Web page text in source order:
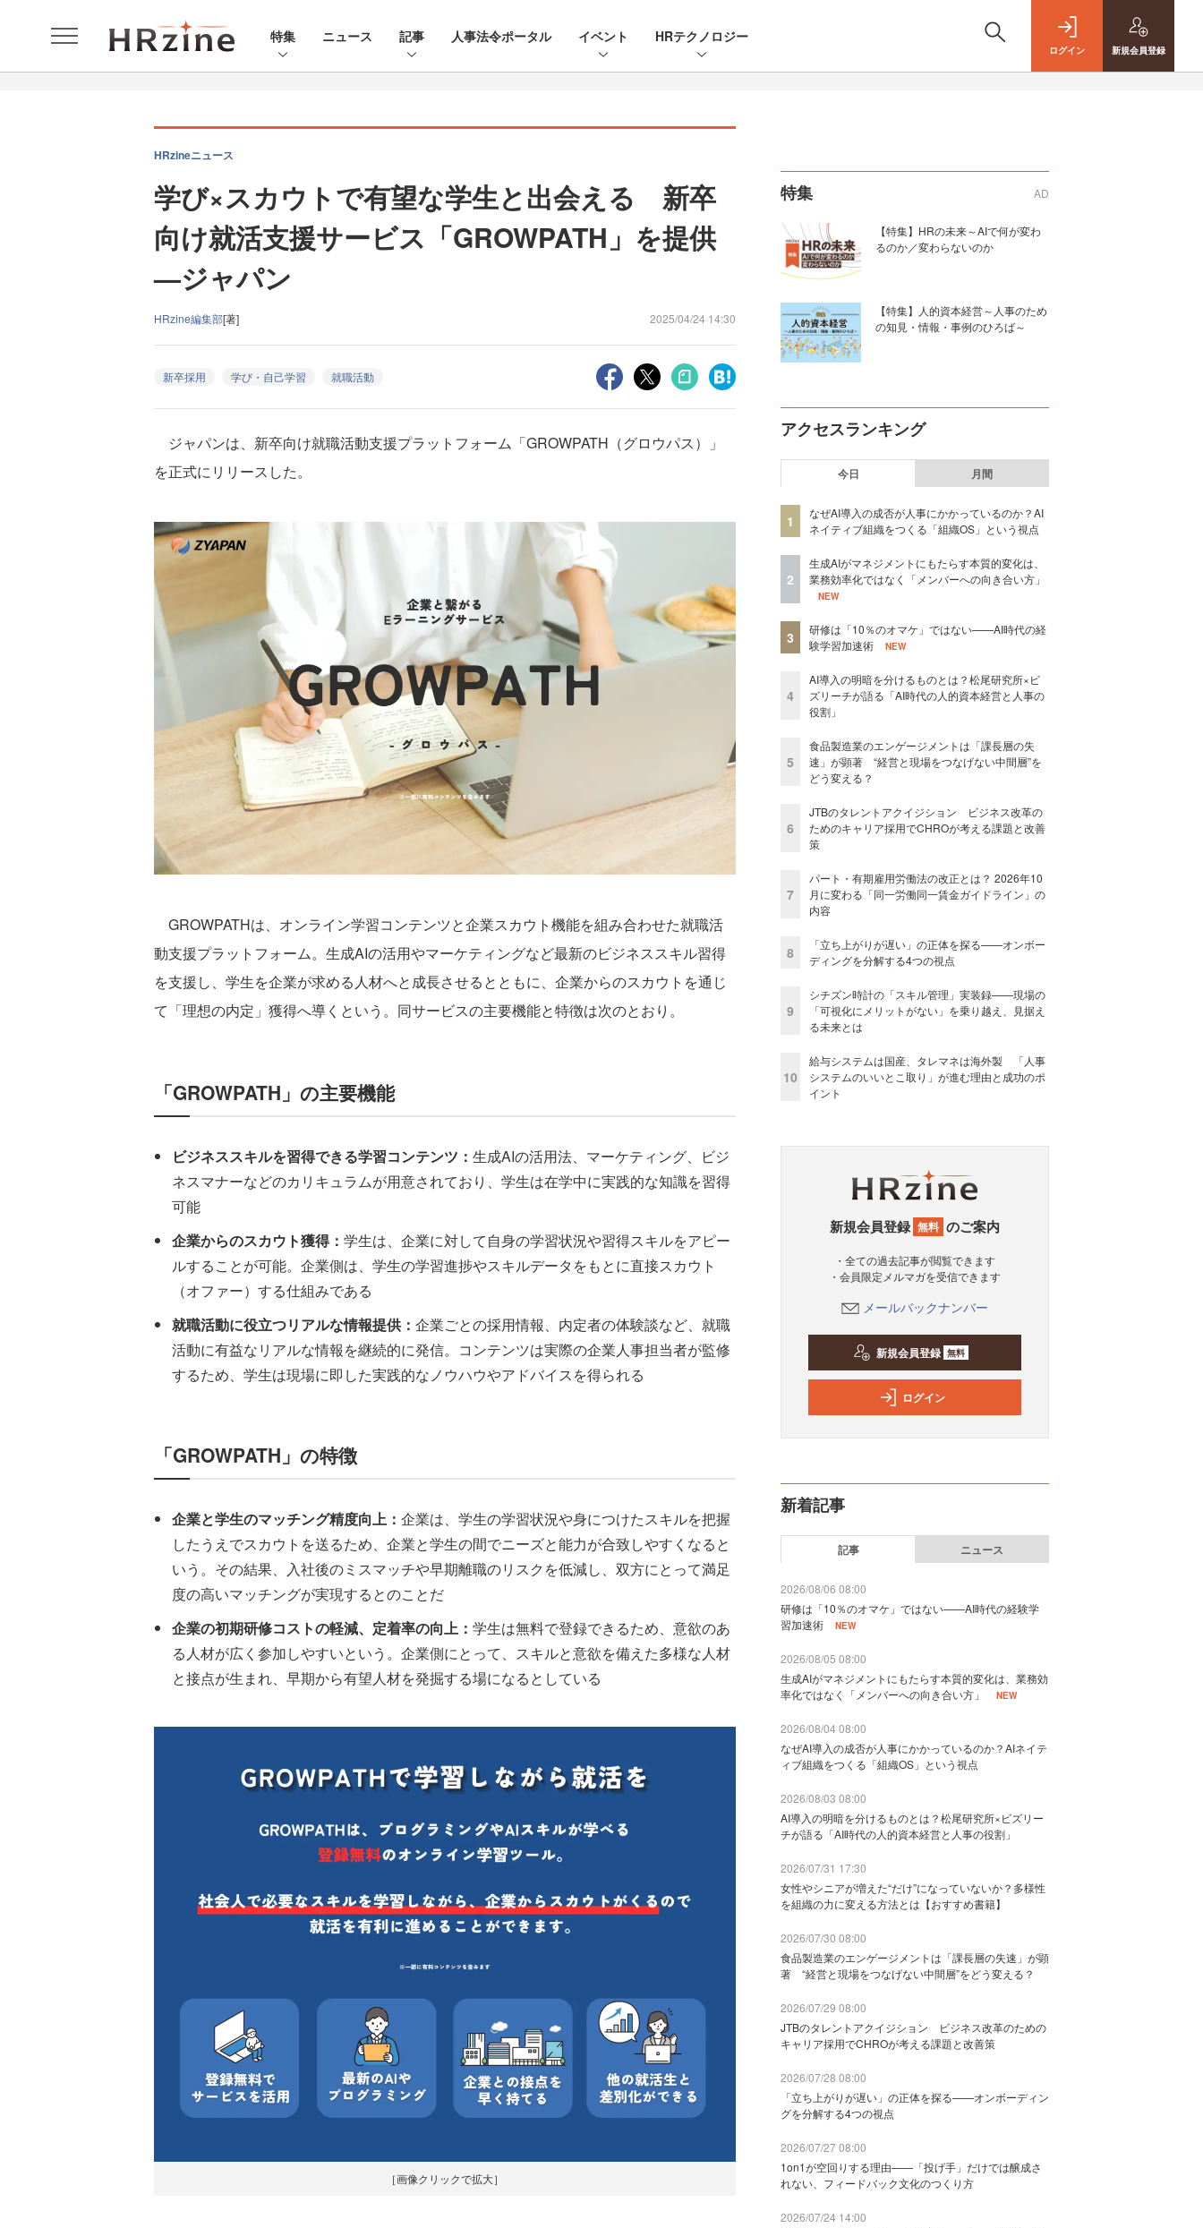
特集 ニュース 記事 人事法令ポータル イベント HRテクノロジー
ログイン 新規会員登録
HRzineニュース
学び×スカウトで有望な学生と出会える 新卒
向け就活支援サービス「GROWPATH」を提供
—ジャパン
HRzine編集部[著] 2025/04/24 14:30
新卒採用 学び・自己学習 就職活動
ジャパンは、新卒向け就職活動支援プラットフォーム「GROWPATH（グロウパス）」
を正式にリリースした。
GROWPATHは、オンライン学習コンテンツと企業スカウト機能を組み合わせた就職活
動支援プラットフォーム。生成AIの活用やマーケティングなど最新のビジネススキル習得
を支援し、学生を企業が求める人材へと成長させるとともに、企業からのスカウトを通じ
て「理想の内定」獲得へ導くという。同サービスの主要機能と特徴は次のとおり。
「GROWPATH」の主要機能
ビジネススキルを習得できる学習コンテンツ： 生成AIの活用法、マーケティング、ビジ
ネスマナーなどのカリキュラムが用意されており、学生は在学中に実践的な知識を習得
可能
企業からのスカウト獲得： 学生は、企業に対して自身の学習状況や習得スキルをアピー
ルすることが可能。企業側は、学生の学習進捗やスキルデータをもとに直接スカウト
（オファー）する仕組みである
就職活動に役立つリアルな情報提供： 企業ごとの採用情報、内定者の体験談など、就職
活動に有益なリアルな情報を継続的に発信。コンテンツは実際の企業人事担当者が監修
するため、学生は現場に即した実践的なノウハウやアドバイスを得られる
「GROWPATH」の特徴
企業と学生のマッチング精度向上： 企業は、学生の学習状況や身につけたスキルを把握
したうえでスカウトを送るため、企業と学生の間でニーズと能力が合致しやすくなると
いう。その結果、入社後のミスマッチや早期離職のリスクを低減し、双方にとって満足
度の高いマッチングが実現するとのことだ
企業の初期研修コストの軽減、定着率の向上： 学生は無料で登録できるため、意欲のあ
る人材が広く参加しやすいという。企業側にとって、スキルと意欲を備えた多様な人材
と接点が生まれ、早期から有望人材を発掘する場になるとしている
［画像クリックで拡大］
特集 AD
【特集】HRの未来～AIで何が変わ
るのか／変わらないのか
【特集】人的資本経営～人事のため
の知見・情報・事例のひろば～
アクセスランキング
今日 月間
1
なぜAI導入の成否が人事にかかっているのか？AI
ネイティブ組織をつくる「組織OS」という視点
2
生成AIがマネジメントにもたらす本質的変化は、
業務効率化ではなく「メンバーへの向き合い方」
NEW
3
研修は「10％のオマケ」ではない——AI時代の経
験学習加速術
NEW
4
AI導入の明暗を分けるものとは？松尾研究所×ビ
ズリーチが語る「AI時代の人的資本経営と人事の
役割」
5
食品製造業のエンゲージメントは「課長層の失
速」が顕著 “経営と現場をつなげない中間層”を
どう変える？
6
JTBのタレントアクイジション ビジネス改革の
ためのキャリア採用でCHROが考える課題と改善
策
7
パート・有期雇用労働法の改正とは？ 2026年10
月に変わる「同一労働同一賃金ガイドライン」の
内容
8
「立ち上がりが遅い」の正体を探る——オンボー
ディングを分解する4つの視点
9
シチズン時計の「スキル管理」実装録——現場の
「可視化にメリットがない」を乗り越え、見据え
る未来とは
10
給与システムは国産、タレマネは海外製 「人事
システムのいいとこ取り」が進む理由と成功のポ
イント
新規会員登録 無料 のご案内
・全ての過去記事が閲覧できます
・会員限定メルマガを受信できます
メールバックナンバー
新規会員登録 無料
ログイン
新着記事
記事 ニュース
2026/08/06 08:00
研修は「10％のオマケ」ではない——AI時代の経験学
習加速術
NEW
2026/08/05 08:00
生成AIがマネジメントにもたらす本質的変化は、業務効
率化ではなく「メンバーへの向き合い方」
NEW
2026/08/04 08:00
なぜAI導入の成否が人事にかかっているのか？AIネイテ
ィブ組織をつくる「組織OS」という視点
2026/08/03 08:00
AI導入の明暗を分けるものとは？松尾研究所×ビズリー
チが語る「AI時代の人的資本経営と人事の役割」
2026/07/31 17:30
女性やシニアが増えた“だけ”になっていないか？多様性
を組織の力に変える方法とは【おすすめ書籍】
2026/07/30 08:00
食品製造業のエンゲージメントは「課長層の失速」が顕
著 “経営と現場をつなげない中間層”をどう変える？
2026/07/29 08:00
JTBのタレントアクイジション ビジネス改革のための
キャリア採用でCHROが考える課題と改善策
2026/07/28 08:00
「立ち上がりが遅い」の正体を探る——オンボーディン
グを分解する4つの視点
2026/07/27 08:00
1on1が空回りする理由——「投げ手」だけでは醸成さ
れない、フィードバック文化のつくり方
2026/07/24 14:00